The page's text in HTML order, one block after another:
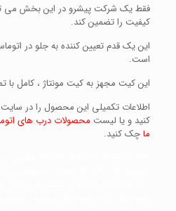
فقط یک شرکت پیشرو در این بخش می
کیفیت را تضمین کند.
این یک قدم تعیین کننده به جلو در
است.
این کیت مجهز به کیت مونتاژ ، کامل با
اطلاعات تکمیلی این محصول را در سایت
کنید و یا لیست محصولات درب های
ماچک کنید.